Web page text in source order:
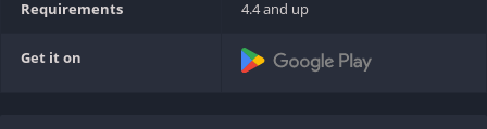
Requirements 4.4 and up
Get it on